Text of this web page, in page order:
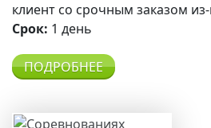
клиент со срочным заказом
Срок: 1 день
ПОДРОБНЕЕ